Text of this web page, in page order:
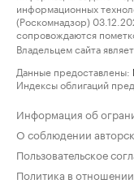
информационных
(Роскомнадзор)
сопровождаются
Владельцем сайта
Данные предоставлены:
Индексы облигаций
Информация об
О соблюдении
Пользовательское
Политика в